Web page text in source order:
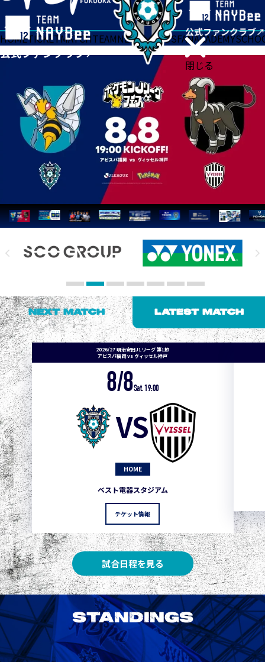
閉じる
HOMETICKETMATCHTEAMNEWSGOODSFANACADEMY
NEXT MATCH LATEST MATCH
2026/27 明治安田J1リーグ 第1節
アビスパ福岡 vs ヴィッセル神戸
8/8Sat. 19:00
VS
HOME
ベスト電器スタジアム
チケット情報
試合日程を見る
STANDINGS